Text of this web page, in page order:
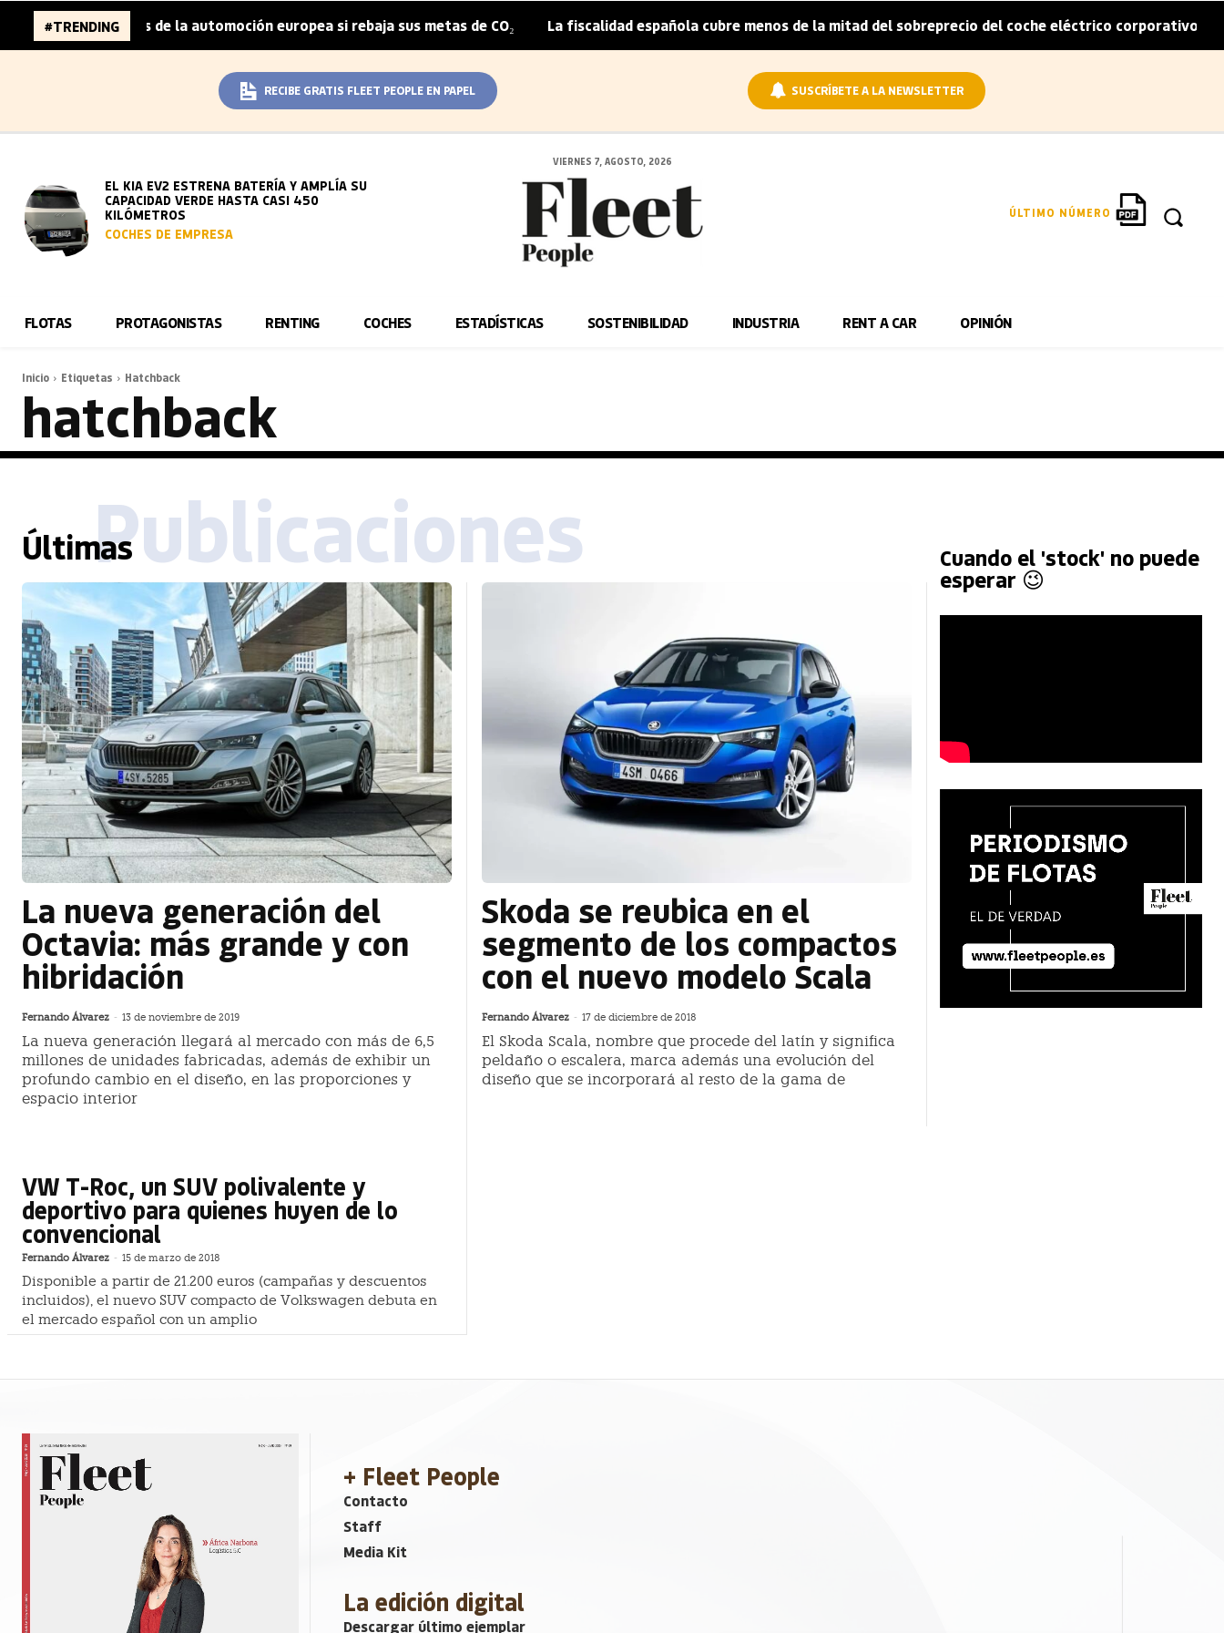
#TRENDING
96.000 millones de la automoción europea si rebaja sus metas de CO₂ | La fiscalidad española cubre menos de la mitad del sobreprecio del coche eléctrico corporativo |
RECIBE GRATIS FLEET PEOPLE EN PAPEL SUSCRÍBETE A LA NEWSLETTER
EL KIA EV2 ESTRENA BATERÍA Y AMPLÍA SU
CAPACIDAD VERDE HASTA CASI 450
KILÓMETROS
COCHES DE EMPRESA
VIERNES 7, AGOSTO, 2026
ÚLTIMO NÚMERO
FLOTAS PROTAGONISTAS RENTING COCHES ESTADÍSTICAS SOSTENIBILIDAD INDUSTRIA RENT A CAR OPINIÓN
Inicio Etiquetas Hatchback
hatchback
ÚltimasPublicaciones
La nueva generación del
Octavia: más grande y con
hibridación
Fernando Álvarez - 13 de noviembre de 2019
La nueva generación llegará al mercado con más de 6,5
millones de unidades fabricadas, además de exhibir un
profundo cambio en el diseño, en las proporciones y
espacio interior
Skoda se reubica en el
segmento de los compactos
con el nuevo modelo Scala
Fernando Álvarez - 17 de diciembre de 2018
El Skoda Scala, nombre que procede del latín y significa
peldaño o escalera, marca además una evolución del
diseño que se incorporará al resto de la gama de
VW T-Roc, un SUV polivalente y
deportivo para quienes huyen de lo
convencional
Fernando Álvarez - 15 de marzo de 2018
Disponible a partir de 21.200 euros (campañas y descuentos
incluidos), el nuevo SUV compacto de Volkswagen debuta en
el mercado español con un amplio
Cuando el 'stock' no puede
esperar 😉
+ Fleet People
Contacto
Staff
Media Kit
La edición digital
Descargar último ejemplar